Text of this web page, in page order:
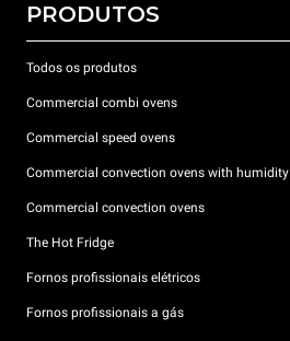
PRODUTOS
Todos os produtos
Commercial combi ovens
Commercial speed ovens
Commercial convection ovens with humidity
Commercial convection ovens
The Hot Fridge
Fornos profissionais elétricos
Fornos profissionais a gás